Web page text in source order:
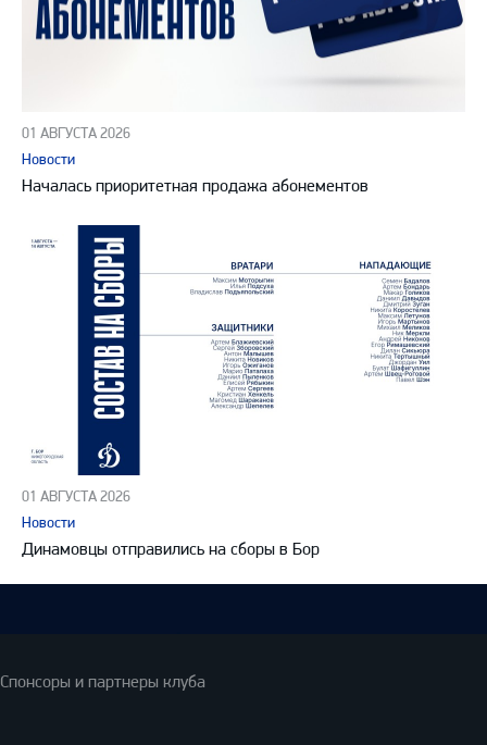
01 АВГУСТА 2026
Новости
Началась приоритетная продажа абонементов
01 АВГУСТА 2026
Новости
Динамовцы отправились на сборы в Бор
Спонсоры и партнеры клуба